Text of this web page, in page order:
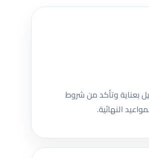
بعناية وتأكد من شروط
النهائية.